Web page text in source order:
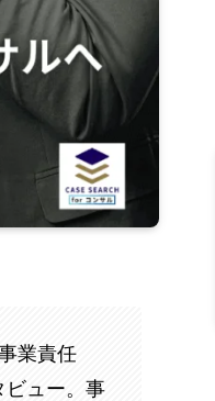
業責任
ビュー。事